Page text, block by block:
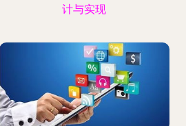
计与实现